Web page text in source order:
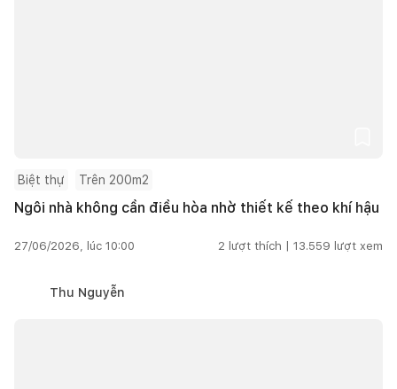
Biệt thự Trên 200m2
Ngôi nhà không cần điều hòa nhờ thiết kế theo khí hậu
27/06/2026, lúc 10:00 2 lượt thích | 13.559 lượt xem
Thu Nguyễn